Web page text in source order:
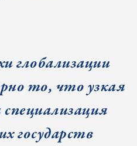
глобализации
то, что узкая
государств